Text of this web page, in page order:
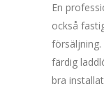
En
också
färdig
bra